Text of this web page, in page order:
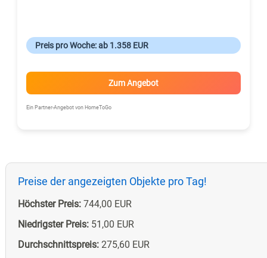
Preis pro Woche: ab 1.358 EUR
Zum Angebot
Ein Partner-Angebot von HomeToGo
Preise der angezeigten Objekte pro Tag!
Höchster Preis:744,00 EUR
Niedrigster Preis:51,00 EUR
Durchschnittspreis:275,60 EUR